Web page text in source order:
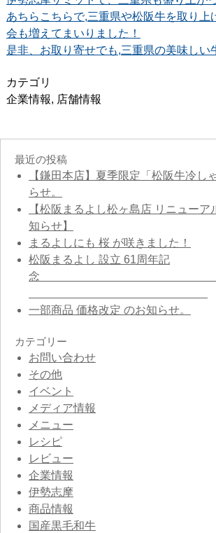
あちらこちらで,三重県や松阪牛を取り上
会も増えてまいりました！
是非、お取り寄せでも,三重県の美味し
カテゴリ
企業情報, 店舗情報
最近の投稿
【鎌田本店】夏季限定「松阪牛冷し
らせ。
【松阪まるよし松ヶ島店 リニューア
知らせ】
まるよしにも 桜 が咲きました！
松阪まるよし 設立 61周年記
一部商品 価格改定 のお知らせ。
カテゴリー
お問い合わせ
その他
イベント
メディア情報
メニュー
レシピ
レビュー
企業情報
伊勢志摩
商品情報
国産黒毛和牛